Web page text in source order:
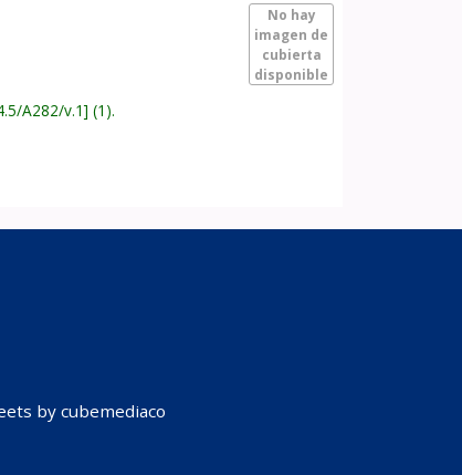
No hay
imagen de
cubierta
disponible
A282/v.1 (1).
by cubemediaco